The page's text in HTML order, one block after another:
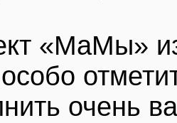
«МаМы»
особо
очень